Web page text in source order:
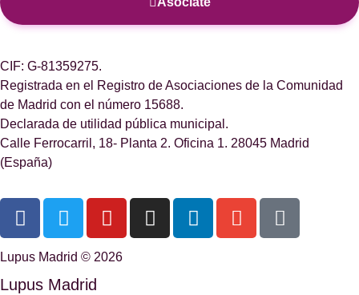
CIF: G-81359275.
Registrada en el Registro de Asociaciones de la Comunidad
de Madrid con el número 15688.
Declarada de utilidad pública municipal.
Calle Ferrocarril, 18- Planta 2. Oficina 1. 28045 Madrid
(España)
Lupus Madrid © 2026
Lupus Madrid